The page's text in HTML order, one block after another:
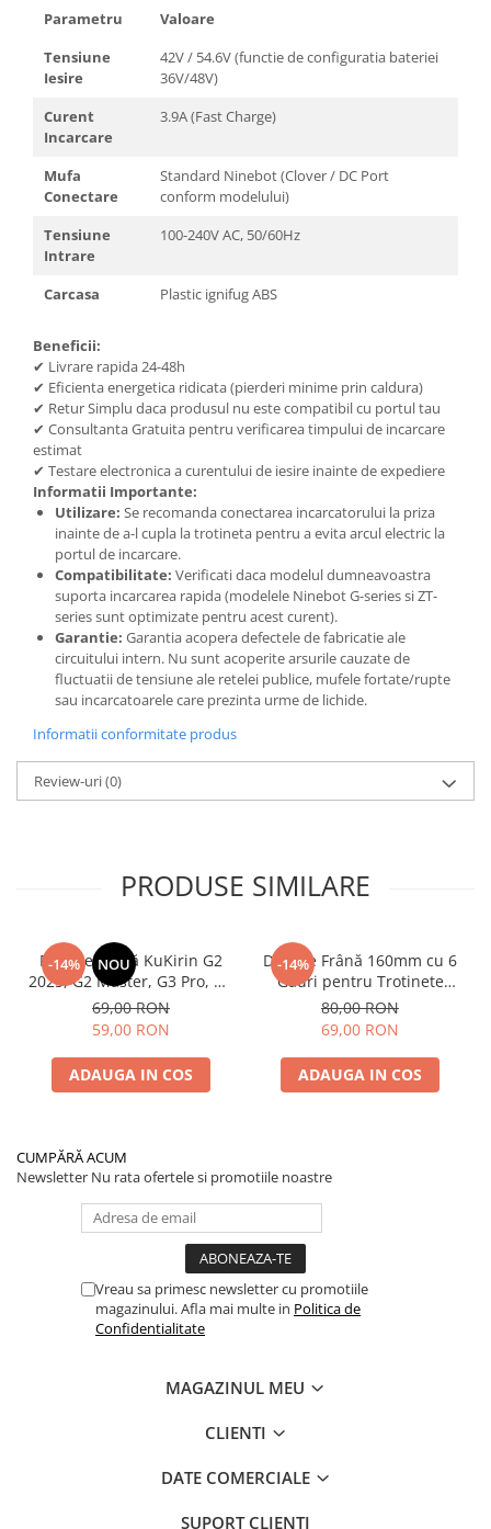
Parametru
Valoare
Tensiune
Iesire
42V / 54.6V (functie de configuratia bateriei
36V/48V)
Curent
Incarcare
3.9A (Fast Charge)
Mufa
Conectare
Standard Ninebot (Clover / DC Port
conform modelului)
Tensiune
Intrare
100-240V AC, 50/60Hz
Carcasa Plastic ignifug ABS
Beneficii:
✔ Livrare rapida 24-48h
✔ Eficienta energetica ridicata (pierderi minime prin caldura)
✔ Retur Simplu daca produsul nu este compatibil cu portul tau
✔ Consultanta Gratuita pentru verificarea timpului de incarcare
estimat
✔ Testare electronica a curentului de iesire inainte de expediere
Informatii Importante:
Utilizare: Se recomanda conectarea incarcatorului la priza
inainte de a-l cupla la trotineta pentru a evita arcul electric la
portul de incarcare.
Compatibilitate: Verificati daca modelul dumneavoastra
suporta incarcarea rapida (modelele Ninebot G-series si ZT-
series sunt optimizate pentru acest curent).
Garantie: Garantia acopera defectele de fabricatie ale
circuitului intern. Nu sunt acoperite arsurile cauzate de
fluctuatii de tensiune ale retelei publice, mufele fortate/rupte
sau incarcatoarele care prezinta urme de lichide.
Informatii conformitate produs
Review-uri(0)
PRODUSE SIMILARE
-14% NOU
Plăcuțe Frână KuKirin G2
2025, G2 Master, G3 Pro, G4
– Set 2 Bucăți (Față sau
Spate) Premium
69,00 RON
59,00 RON
ADAUGA IN COS
-14%
Disc de Frână 160mm cu 6
Găuri pentru Trotinete
Electrice KuKirin G4 (Model
2025) și KuKirin G2 –
Performanță Premium
80,00 RON
69,00 RON
ADAUGA IN COS
CUMPĂRĂ ACUM
Newsletter Nu rata ofertele si promotiile noastre
Vreau sa primesc newsletter cu promotiile
magazinului. Afla mai multe in Politica de
Confidentialitate
MAGAZINUL MEU
CLIENTI
DATE COMERCIALE
SUPORT CLIENTI